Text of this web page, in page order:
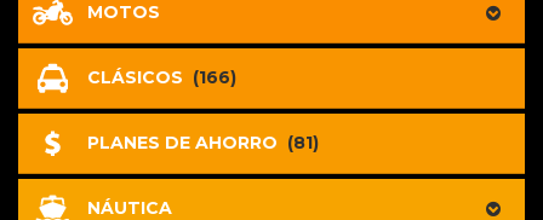
MOTOS
CLÁSICOS (166)
PLANES DE AHORRO (81)
NÁUTICA